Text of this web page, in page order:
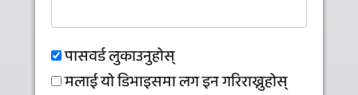
पासवर्ड लुकाउनुहोस्
मलाई यो डिभाइसमा लग इन गरिराख्नुहोस्